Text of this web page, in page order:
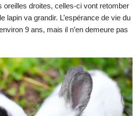
oreilles droites, celles-ci vont retomber
lapin va grandir. L’espérance de vie du
9 ans, mais il n’en demeure pas